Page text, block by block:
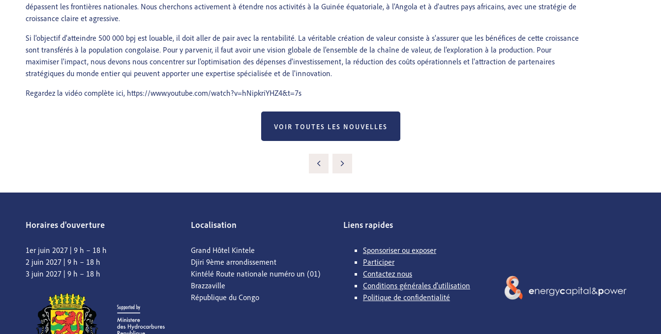
dépassent les frontières nationales. Nous cherchons activement à étendre nos activités à la Guinée équatoriale, à l'Angola et à d'autres pays africains, avec une stratégie de
croissance claire et agressive.
Si l'objectif d'atteindre 500 000 bpj est louable, il doit aller de pair avec la rentabilité. La véritable création de valeur consiste à s'assurer que les bénéfices de cette croissance
sont transférés à la population congolaise. Pour y parvenir, il faut avoir une vision globale de l'ensemble de la chaîne de valeur, de l'exploration à la production. Pour
maximiser l'impact, nous devons nous concentrer sur l'optimisation des dépenses d'investissement, la réduction des coûts opérationnels et l'attraction de partenaires
stratégiques du monde entier qui peuvent apporter une expertise spécialisée et de l'innovation.
Regardez la vidéo complète ici, https://www.youtube.com/watch?v=hNipkriYHZ4&t=7s
VOIR TOUTES LES NOUVELLES
Horaires d'ouverture
1er juin 2027 | 9 h – 18 h
2 juin 2027 | 9 h – 18 h
3 juin 2027 | 9 h – 18 h
Localisation
Grand Hôtel Kintele
Djiri 9ème arrondissement
Kintélé Route nationale numéro un (01)
Brazzaville
République du Congo
Liens rapides
Sponsoriser ou exposer
Participer
Contactez nous
Conditions générales d'utilisation
Politique de confidentialité